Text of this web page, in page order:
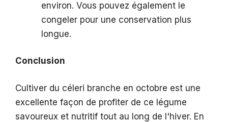
environ. Vous pouvez également le
congeler pour une conservation plus
longue.
Conclusion
Cultiver du céleri branche en octobre est une
excellente façon de profiter de ce légume
savoureux et nutritif tout au long de l'hiver. En